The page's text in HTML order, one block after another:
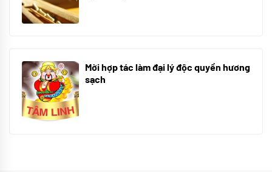
Mời hợp tác làm đại lý độc quyền hương
sạch